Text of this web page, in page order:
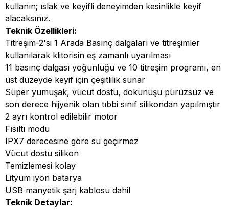
kullanın; ıslak ve keyifli deneyimden kesinlikle keyif
alacaksınız.
Teknik Özellikleri:
Titreşim-2'si 1 Arada Basınç dalgaları ve titreşimler
kullanılarak klitorisin eş zamanlı uyarılması
11 basınç dalgası yoğunluğu ve 10 titreşim programı, en
üst düzeyde keyif için çeşitlilik sunar
Süper yumuşak, vücut dostu, dokunuşu pürüzsüz ve
son derece hijyenik olan tıbbi sınıf silikondan yapılmıştır
2 ayrı kontrol edilebilir motor
Fısıltı modu
IPX7 derecesine göre su geçirmez
Vücut dostu silikon
Temizlemesi kolay
Lityum iyon batarya
USB manyetik şarj kablosu dahil
Teknik Detaylar: